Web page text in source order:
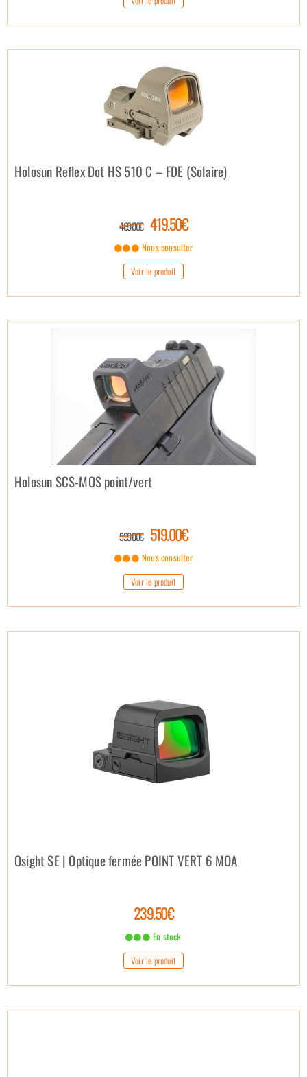
Holosun Reflex Dot HS 510 C – FDE (Solaire)
469.00€ 419.50€
Nous consulter
Voir le produit
Holosun SCS-MOS point/vert
599.00€ 519.00€
Nous consulter
Voir le produit
Osight SE | Optique fermée POINT VERT 6 MOA
239.50€
En stock
Voir le produit